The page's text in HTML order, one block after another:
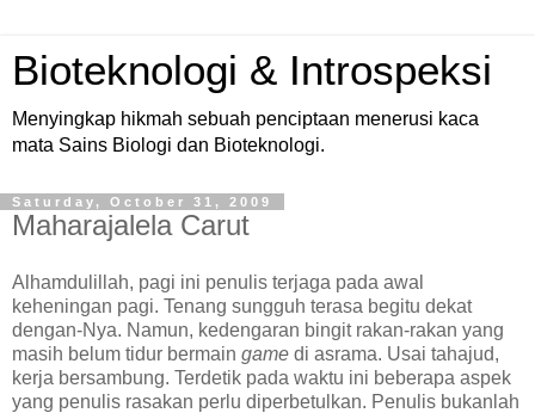
Bioteknologi & Introspeksi
Menyingkap hikmah sebuah penciptaan menerusi kaca
mata Sains Biologi dan Bioteknologi.
Saturday, October 31, 2009
Maharajalela Carut
Alhamdulillah, pagi ini penulis terjaga pada awal
keheningan pagi. Tenang sungguh terasa begitu dekat
dengan-Nya. Namun, kedengaran bingit rakan-rakan yang
masih belum tidur bermain game di asrama. Usai tahajud,
kerja bersambung. Terdetik pada waktu ini beberapa aspek
yang penulis rasakan perlu diperbetulkan. Penulis bukanlah